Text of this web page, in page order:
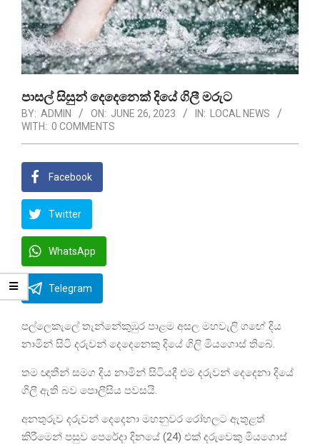
පාසල් සිසුන් දෙදෙනෙක් දියේ ගිලී මරුට
BY: ADMIN ON: JUNE 26, 2023 IN:
LOCAL NEWS
WITH: 0 COMMENTS
Facebook
Twitter
WhatsApp
Telegram
පල්ලෙකැලේ තැන්නේකුඹුර පාළම අසල මහවැලි ගඟේ දිය
නාමින් සිටි දරුවන් දෙදෙනෙකු දියේ ගිලි මියගොස් තිබේ.
තම ඥාතීන් සමග දිය නාමින් සිටියදී එම දරුවන් දෙදෙනා දියේ
ගිලී ඇති බව පොලීසිය පවසයි.
අනතුරුව දරුවන් දෙදෙනා මහනුවර රෝහලට ඇතුළත්
කිරීමෙන් පසුව පෙරේදා දිනයේ (24) එක් දරුවෙකු මියගොස්